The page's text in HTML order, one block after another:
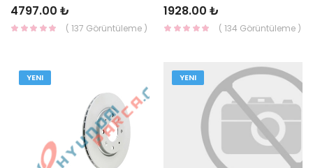
4797.00 ₺
( 137 Görüntüleme )
1928.00 ₺
( 134 Görüntüleme )
YENI YENI